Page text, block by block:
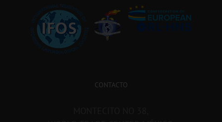
CONTACTO